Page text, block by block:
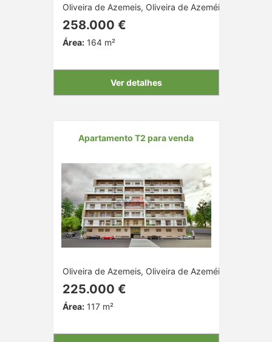
Oliveira de Azemeis, Oliveira de Azeméis, Aveiro
258.000 €
Área:164 m²
Ver detalhes
Apartamento T2 para venda
Oliveira de Azemeis, Oliveira de Azeméis, Aveiro
225.000 €
Área:117 m²